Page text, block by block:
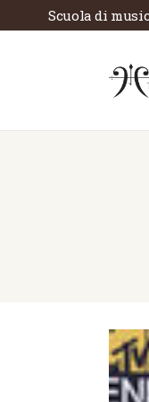
Scuola di